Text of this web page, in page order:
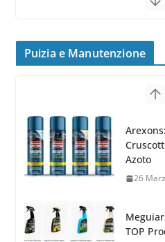
8
3
Puizia e Manutenzione
TOP
2023
28
Bidone
Bidoni